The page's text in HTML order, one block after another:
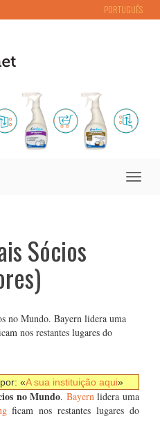
PORTUGUÊS
Toggle
Sócios
no Mundo. Bayern lidera uma
nos restantes lugares do
«A sua instituição aqui»
no Mundo. Bayernlidera uma
ficam nos restantes lugares do